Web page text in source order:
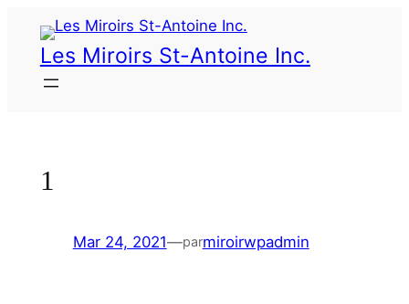
Les Miroirs St-Antoine Inc.
1
Mar 24, 2021—parmiroirwpadmin